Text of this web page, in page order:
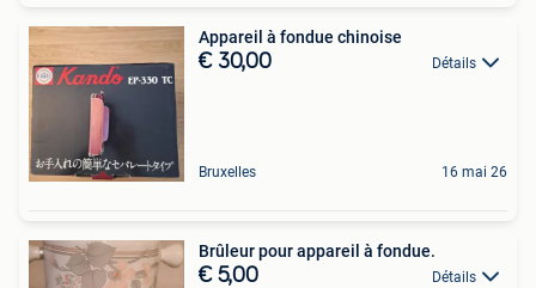
Appareil à fondue chinoise
€ 30,00 Détails
Bruxelles 16 mai 26
Brûleur pour appareil à fondue.
€ 5,00 Détails